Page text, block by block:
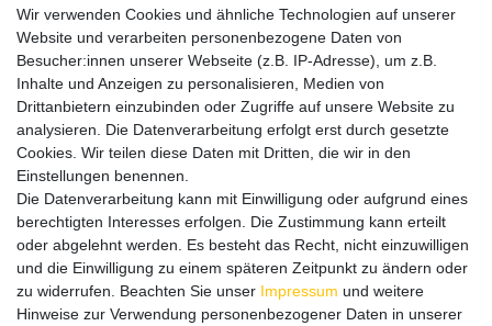
Bitte entschuldigen Sie, wenn wir telefonisch wegen hoher
betrieblicher Auslastung nicht erreichbar sein sollten.
Schreiben Sie uns gerne eine E-Mail mit Ihrer Telefonnummer
und der Bitte um Rückruf.
Wir rufen Sie schnellstmöglich zurück.
Wir versenden in die folgenden Länder
Versandkostenfrei (DE) ab 69 €
Wir verwenden Cookies und ähnliche Technologien auf unserer
Website und verarbeiten personenbezogene Daten von
Besucher:innen unserer Webseite (z.B. IP-Adresse), um z.B.
Inhalte und Anzeigen zu personalisieren, Medien von
Drittanbietern einzubinden oder Zugriffe auf unsere Website zu
analysieren. Die Datenverarbeitung erfolgt erst durch gesetzte
Cookies. Wir teilen diese Daten mit Dritten, die wir in den
Einstellungen benennen.
Die Datenverarbeitung kann mit Einwilligung oder aufgrund eines
berechtigten Interesses erfolgen. Die Zustimmung kann erteilt
oder abgelehnt werden. Es besteht das Recht, nicht einzuwilligen
und die Einwilligung zu einem späteren Zeitpunkt zu ändern oder
zu widerrufen. Beachten Sie unser Impressum und weitere
Hinweise zur Verwendung personenbezogener Daten in unserer